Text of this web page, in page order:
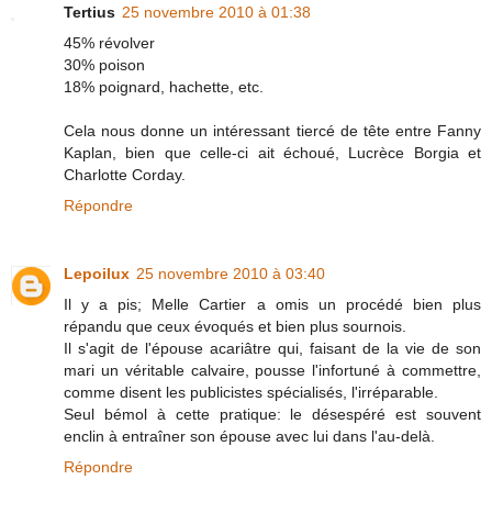
Tertius 25 novembre 2010 à 01:38
45% révolver
30% poison
18% poignard, hachette, etc.
Cela nous donne un intéressant tiercé de tête entre Fanny
Kaplan, bien que celle-ci ait échoué, Lucrèce Borgia et
Charlotte Corday.
Répondre
Lepoilux 25 novembre 2010 à 03:40
Il y a pis; Melle Cartier a omis un procédé bien plus
répandu que ceux évoqués et bien plus sournois.
Il s'agit de l'épouse acariâtre qui, faisant de la vie de son
mari un véritable calvaire, pousse l'infortuné à commettre,
comme disent les publicistes spécialisés, l'irréparable.
Seul bémol à cette pratique: le désespéré est souvent
enclin à entraîner son épouse avec lui dans l'au-delà.
Répondre